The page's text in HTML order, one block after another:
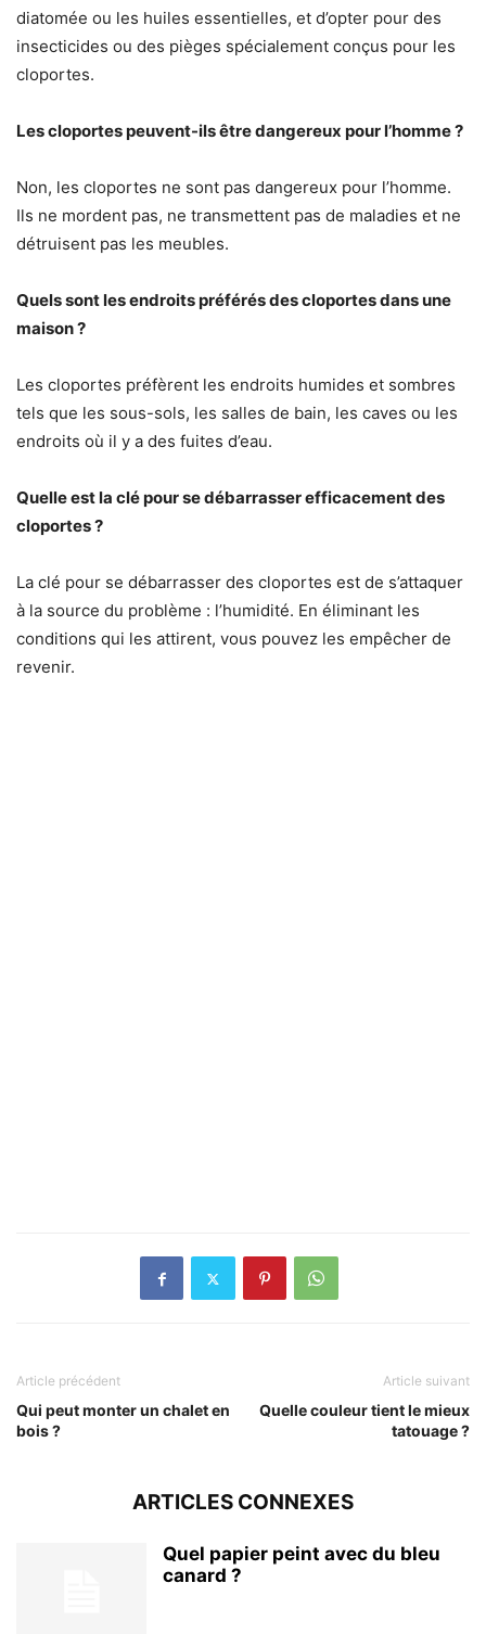
diatomée ou les huiles essentielles, et d’opter pour des
insecticides ou des pièges spécialement conçus pour les
cloportes.
Les cloportes peuvent-ils être dangereux pour l’homme ?
Non, les cloportes ne sont pas dangereux pour l’homme.
Ils ne mordent pas, ne transmettent pas de maladies et ne
détruisent pas les meubles.
Quels sont les endroits préférés des cloportes dans une
maison ?
Les cloportes préfèrent les endroits humides et sombres
tels que les sous-sols, les salles de bain, les caves ou les
endroits où il y a des fuites d’eau.
Quelle est la clé pour se débarrasser efficacement des
cloportes ?
La clé pour se débarrasser des cloportes est de s’attaquer
à la source du problème : l’humidité. En éliminant les
conditions qui les attirent, vous pouvez les empêcher de
revenir.
Article précédent
Qui peut monter un chalet en
bois ?
Article suivant
Quelle couleur tient le mieux
tatouage ?
ARTICLES CONNEXES
Quel papier peint avec du bleu
canard ?